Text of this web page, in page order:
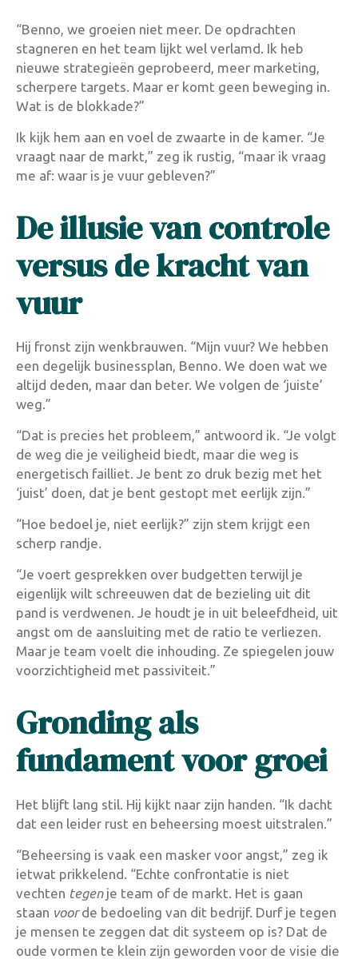
“Benno, we groeien niet meer. De opdrachten
stagneren en het team lijkt wel verlamd. Ik heb
nieuwe strategieën geprobeerd, meer marketing,
scherpere targets. Maar er komt geen beweging in.
Wat is de blokkade?”
Ik kijk hem aan en voel de zwaarte in de kamer. “Je
vraagt naar de markt,” zeg ik rustig, “maar ik vraag
me af: waar is je vuur gebleven?”
De illusie van controle
versus de kracht van
vuur
Hij fronst zijn wenkbrauwen. “Mijn vuur? We hebben
een degelijk businessplan, Benno. We doen wat we
altijd deden, maar dan beter. We volgen de ‘juiste’
weg.”
“Dat is precies het probleem,” antwoord ik. “Je volgt
de weg die je veiligheid biedt, maar die weg is
energetisch failliet. Je bent zo druk bezig met het
‘juist’ doen, dat je bent gestopt met eerlijk zijn.”
“Hoe bedoel je, niet eerlijk?” zijn stem krijgt een
scherp randje.
“Je voert gesprekken over budgetten terwijl je
eigenlijk wilt schreeuwen dat de bezieling uit dit
pand is verdwenen. Je houdt je in uit beleefdheid, uit
angst om de aansluiting met de ratio te verliezen.
Maar je team voelt die inhouding. Ze spiegelen jouw
voorzichtigheid met passiviteit.”
Gronding als
fundament voor groei
Het blijft lang stil. Hij kijkt naar zijn handen. “Ik dacht
dat een leider rust en beheersing moest uitstralen.”
“Beheersing is vaak een masker voor angst,” zeg ik
ietwat prikkelend. “Echte confrontatie is niet
vechten tegenje team of de markt. Het is gaan
staan voorde bedoeling van dit bedrijf. Durf je tegen
je mensen te zeggen dat dit systeem op is? Dat de
oude vormen te klein zijn geworden voor de visie die